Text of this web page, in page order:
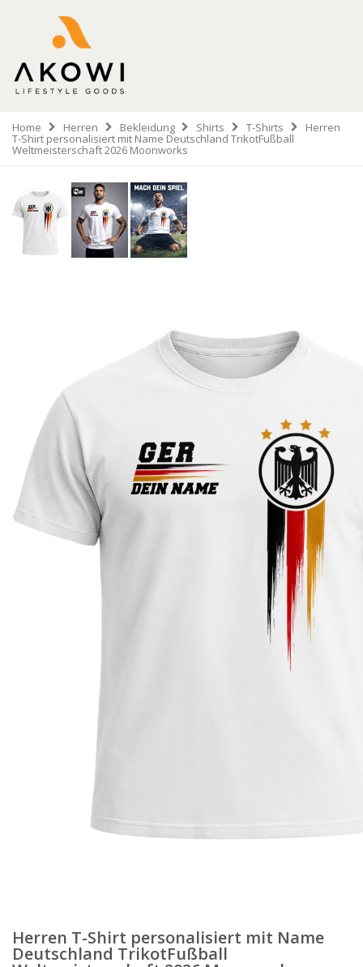
Home Herren Bekleidung Shirts T-Shirts Herren
T-Shirt personalisiert mit Name Deutschland TrikotFußball
Weltmeisterschaft 2026 Moonworks
Herren T-Shirt personalisiert mit Name
Deutschland TrikotFußball